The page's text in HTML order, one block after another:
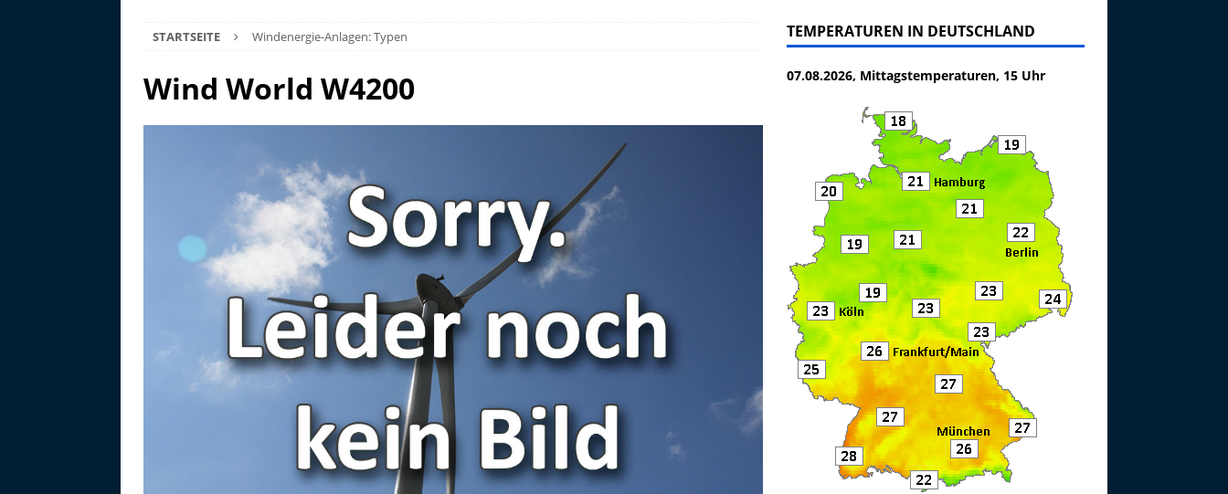
STARTSEITE Windenergie-Anlagen: Typen
Wind World W4200
TEMPERATUREN IN DEUTSCHLAND
07.08.2026, Mittagstemperaturen, 15 Uhr